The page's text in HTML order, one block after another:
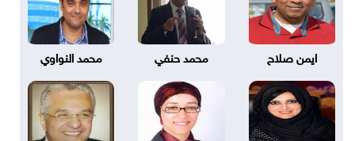
ايمن صلاح محمد حنفي محمد النواوي